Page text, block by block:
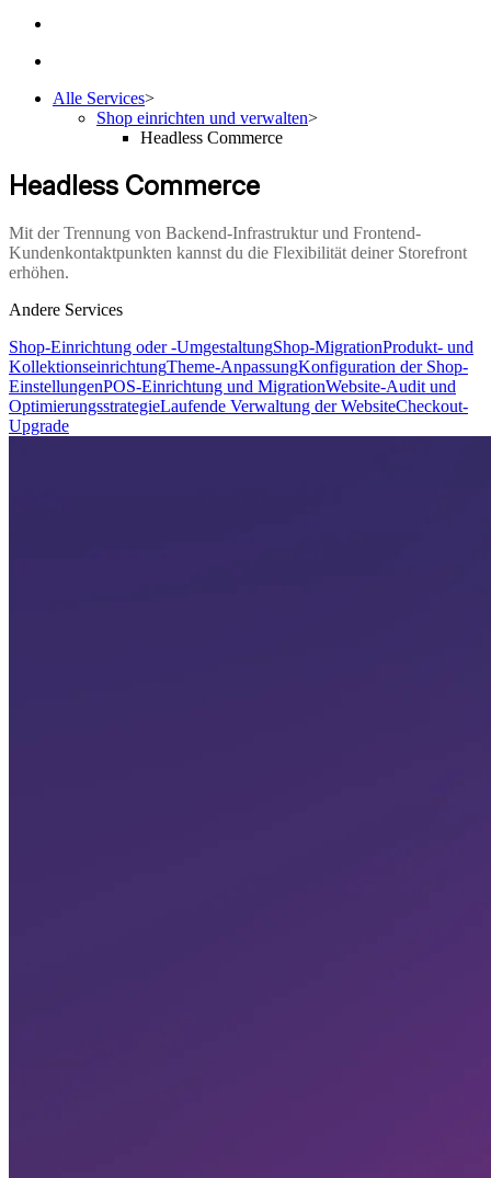
Alle Services>
Shop einrichten und verwalten>
Headless Commerce
Headless Commerce
Mit der Trennung von Backend-Infrastruktur und Frontend-
Kundenkontaktpunkten kannst du die Flexibilität deiner Storefront
erhöhen.
Andere Services
Shop-Einrichtung oder -UmgestaltungShop-MigrationProdukt- und
KollektionseinrichtungTheme-AnpassungKonfiguration der Shop-
EinstellungenPOS-Einrichtung und MigrationWebsite-Audit und
OptimierungsstrategieLaufende Verwaltung der WebsiteCheckout-
Upgrade